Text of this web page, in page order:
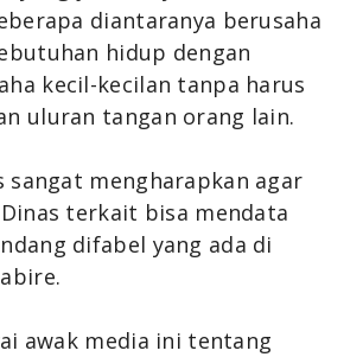
diantaranya berusaha
hidup dengan
kecil-kecilan tanpa harus
uluran tangan orang lain.
sangat mengharapkan agar
terkait bisa mendata
difabel yang ada di
awak media ini tentang